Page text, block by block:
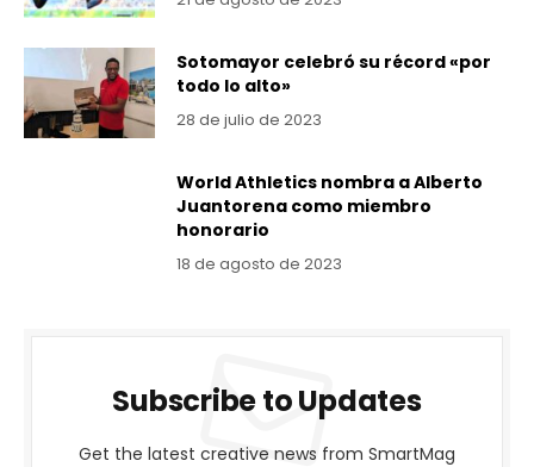
Sotomayor celebró su récord «por
todo lo alto»
28 de julio de 2023
World Athletics nombra a Alberto
Juantorena como miembro
honorario
18 de agosto de 2023
Subscribe to Updates
Get the latest creative news from SmartMag